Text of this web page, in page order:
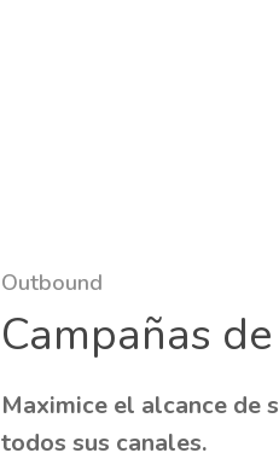
Outbound
Campañas
Maximice el alcance de
todos sus canales.